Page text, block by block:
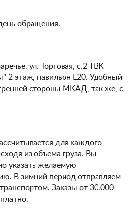
обращения.
ул. Торговая, с.2 ТВК
2 этаж, павильон L20. Удобный
стороны МКАД, так же, с
для каждого
из объема груза. Вы
указать желаемую
В зимний период отправляем
Заказы от 30.000